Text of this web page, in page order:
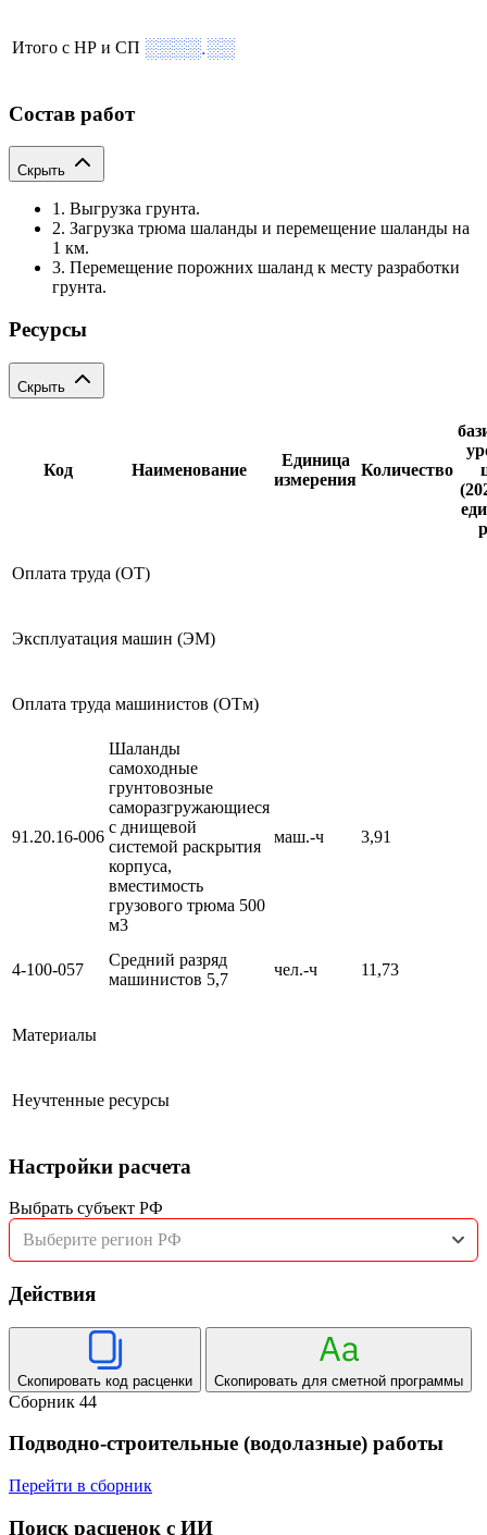
Итого с НР и СП ░░░░.░░
Состав работ
Скрыть
1. Выгрузка грунта.
2. Загрузка трюма шаланды и перемещение шаланды на
1 км.
3. Перемещение порожних шаланд к месту разработки
грунта.
Ресурсы
Скрыть
Код Наименование
Единица
измерения
Количество
Оплата труда (ОТ)
Эксплуатация машин (ЭМ)
Оплата труда машинистов (ОТм)
91.20.16-006
Шаланды
самоходные
грунтовозные
саморазгружающиеся
с днищевой
системой раскрытия
корпуса,
вместимость
грузового трюма 500
м3
маш.-ч 3,91
4-100-057
Средний разряд
машинистов 5,7
чел.-ч 11,73
Материалы
Неучтенные ресурсы
Настройки расчета
Выбрать субъект РФ
Выберите регион РФ
Действия
Скопировать код расценки Скопировать для сметной программы
Сборник 44
Подводно-строительные (водолазные) работы
Перейти в сборник
Поиск расценок с ИИ